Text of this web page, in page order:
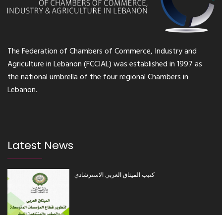
The Federation of Chambers of Commerce, Industry and
Agriculture in Lebanon (FCCIAL) was established in 1997 as
the national umbrella of the four regional Chambers in
Lebanon.
Latest News
كتيب الميثاق العربي الاسترشادي